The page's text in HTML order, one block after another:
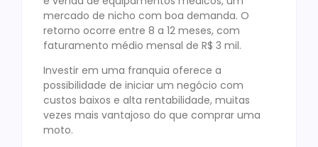
mercado de nicho com boa demanda. O
retorno ocorre entre 8 a 12 meses, com
faturamento médio mensal de R$ 3 mil.
Investir em uma franquia oferece a
possibilidade de iniciar um negócio com
custos baixos e alta rentabilidade, muitas
vezes mais vantajoso do que comprar uma
moto.